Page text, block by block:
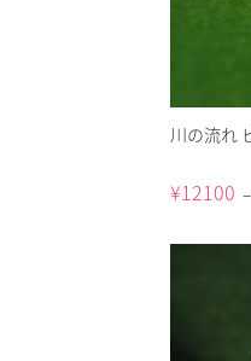
川の流れ
¥12100 –